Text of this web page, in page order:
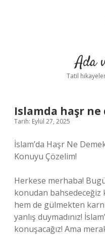
Ada
Tatil
Islamda haşr ne
Tarih: Eylül 27, 2025
İslam’da Haşr Ne
Konuyu Çözelim!
Herkese merhaba!
konudan bahsedeceğiz
hem de gülmekten
yanlış duymadınız!
konuşacağız! Ama